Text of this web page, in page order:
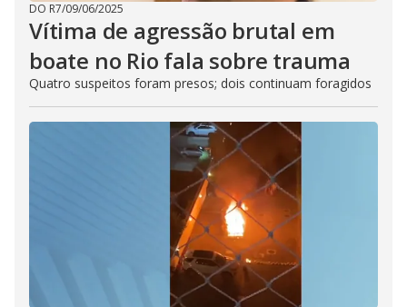
DO R7/09/06/2025
Vítima de agressão brutal em
boate no Rio fala sobre trauma
Quatro suspeitos foram presos; dois continuam foragidos